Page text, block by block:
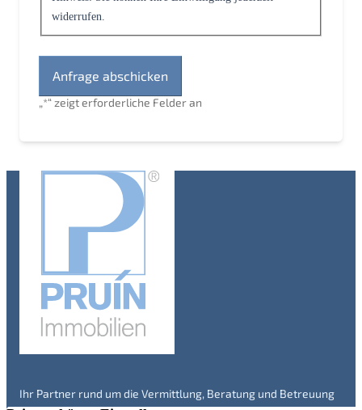
„*“ zeigt erforderliche Felder an
widerrufen.
Ihr Partner rund um die Vermittlung, Beratung und Betreuung